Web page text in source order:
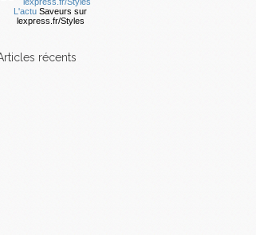
L'actu Saveurs sur
lexpress.fr/Styles
articles récents